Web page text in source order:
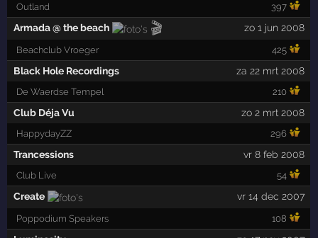
Outland 397
Armada @ the beach 🎬 zo 1 jun 2008
Beachclub Vroeger 425
Black Hole Recordings za 22 mrt 2008
De Waerdse Tempel 210
Club Déja Vu zo 2 mrt 2008
HappydayZZ 296
Trancessions vr 8 feb 2008
Club Live 54
Create vr 14 dec 2007
Poppodium Speakers 108